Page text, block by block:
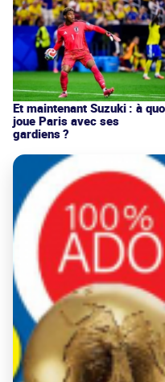
Et maintenant Suzuki : à
joue Paris avec ses
gardiens ?